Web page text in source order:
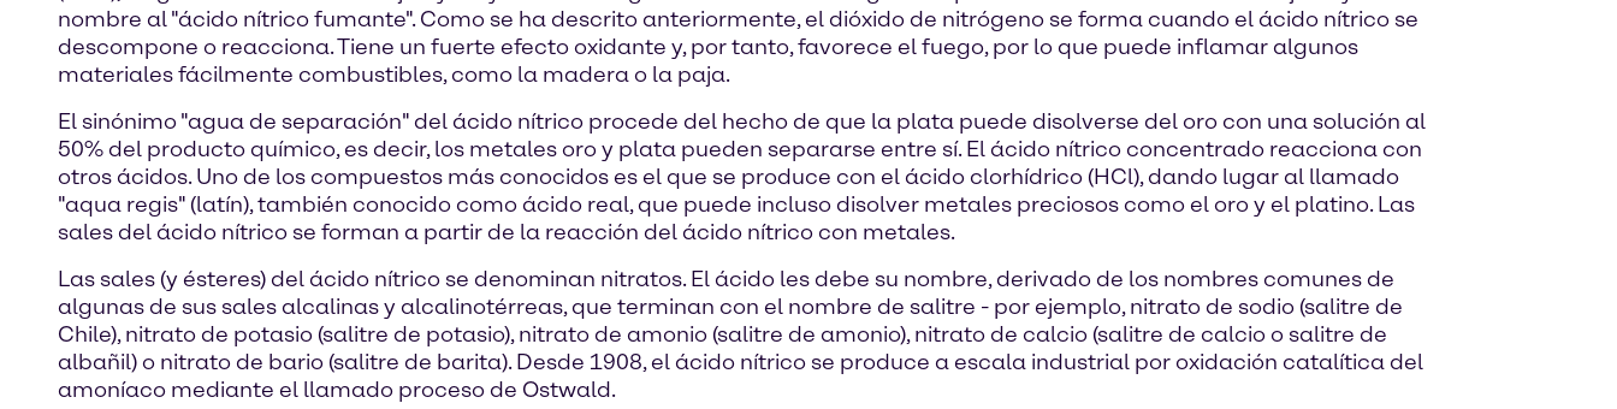
nombre al "ácido nítrico fumante". Como se ha descrito anteriormente, el dióxido de nitrógeno se forma cuando el ácido nítrico se
descompone o reacciona. Tiene un fuerte efecto oxidante y, por tanto, favorece el fuego, por lo que puede inflamar algunos
materiales fácilmente combustibles, como la madera o la paja.
El sinónimo "agua de separación" del ácido nítrico procede del hecho de que la plata puede disolverse del oro con una solución al
50% del producto químico, es decir, los metales oro y plata pueden separarse entre sí. El ácido nítrico concentrado reacciona con
otros ácidos. Uno de los compuestos más conocidos es el que se produce con el ácido clorhídrico (HCl), dando lugar al llamado
"aqua regis" (latín), también conocido como ácido real, que puede incluso disolver metales preciosos como el oro y el platino. Las
sales del ácido nítrico se forman a partir de la reacción del ácido nítrico con metales.
Las sales (y ésteres) del ácido nítrico se denominan nitratos. El ácido les debe su nombre, derivado de los nombres comunes de
algunas de sus sales alcalinas y alcalinotérreas, que terminan con el nombre de salitre - por ejemplo, nitrato de sodio (salitre de
Chile), nitrato de potasio (salitre de potasio), nitrato de amonio (salitre de amonio), nitrato de calcio (salitre de calcio o salitre de
albañil) o nitrato de bario (salitre de barita). Desde 1908, el ácido nítrico se produce a escala industrial por oxidación catalítica del
amoníaco mediante el llamado proceso de Ostwald.